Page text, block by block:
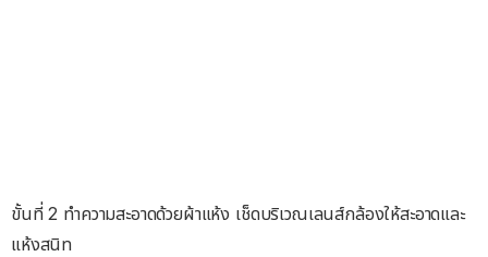
ขั้นที่ 2 ทำความสะอาดด้วยผ้าแห้ง เช็ดบริเวณเลนส์กล้องให้สะอาดและ
แห้งสนิท